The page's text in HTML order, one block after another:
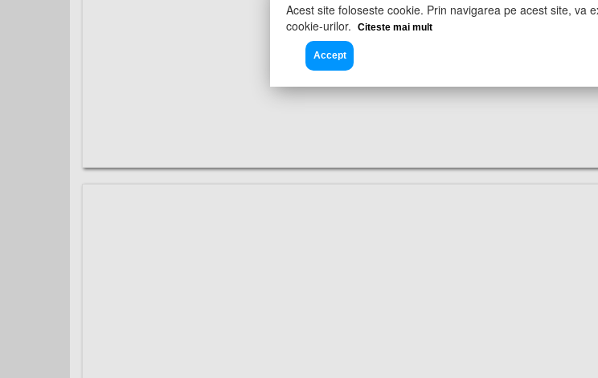
Acest site foloseste cookie. Prin navigarea pe acest site, va
cookie-urilor.
Citeste mai mult
Accept